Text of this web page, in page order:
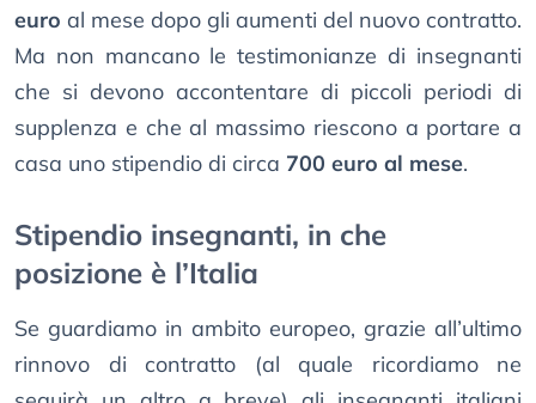
euro al mese dopo gli aumenti del nuovo contratto.
Ma non mancano le testimonianze di insegnanti
che si devono accontentare di piccoli periodi di
supplenza e che al massimo riescono a portare a
casa uno stipendio di circa 700 euro al mese.
Stipendio insegnanti, in che
posizione è l’Italia
Se guardiamo in ambito europeo, grazie all’ultimo
rinnovo di contratto (al quale ricordiamo ne